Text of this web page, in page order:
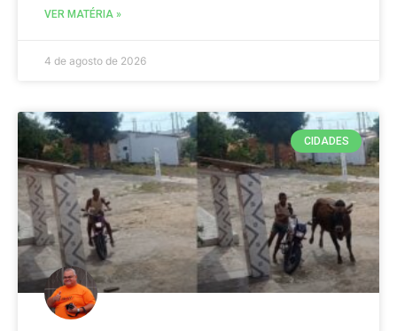
VER MATÉRIA »
4 de agosto de 2026
CIDADES